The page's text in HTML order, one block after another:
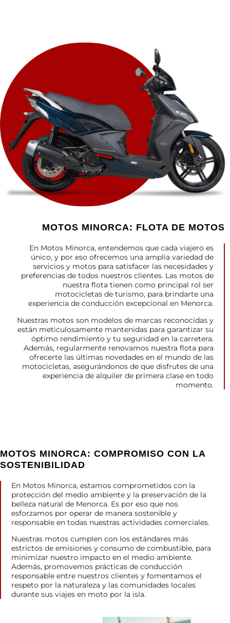
MOTOS MINORCA: FLOTA DE MOTOS
En Motos Minorca, entendemos que cada viajero es
único, y por eso ofrecemos una amplia variedad de
servicios y motos para satisfacer las necesidades y
preferencias de todos nuestros clientes. Las motos de
nuestra flota tienen como principal rol ser
motocicletas de turismo, para brindarte una
experiencia de conducción excepcional en Menorca.
Nuestras motos son modelos de marcas reconocidas y
están meticulosamente mantenidas para garantizar su
óptimo rendimiento y tu seguridad en la carretera.
Además, regularmente renovamos nuestra flota para
ofrecerte las últimas novedades en el mundo de las
motocicletas, asegurándonos de que disfrutes de una
experiencia de alquiler de primera clase en todo
momento.
MOTOS MINORCA: COMPROMISO CON LA
SOSTENIBILIDAD
En Motos Minorca, estamos comprometidos con la
protección del medio ambiente y la preservación de la
belleza natural de Menorca. Es por eso que nos
esforzamos por operar de manera sostenible y
responsable en todas nuestras actividades comerciales.
Nuestras motos cumplen con los estándares más
estrictos de emisiones y consumo de combustible, para
minimizar nuestro impacto en el medio ambiente.
Además, promovemos prácticas de conducción
responsable entre nuestros clientes y fomentamos el
respeto por la naturaleza y las comunidades locales
durante sus viajes en moto por la isla.